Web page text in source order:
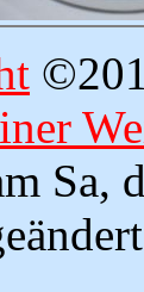
Sa,